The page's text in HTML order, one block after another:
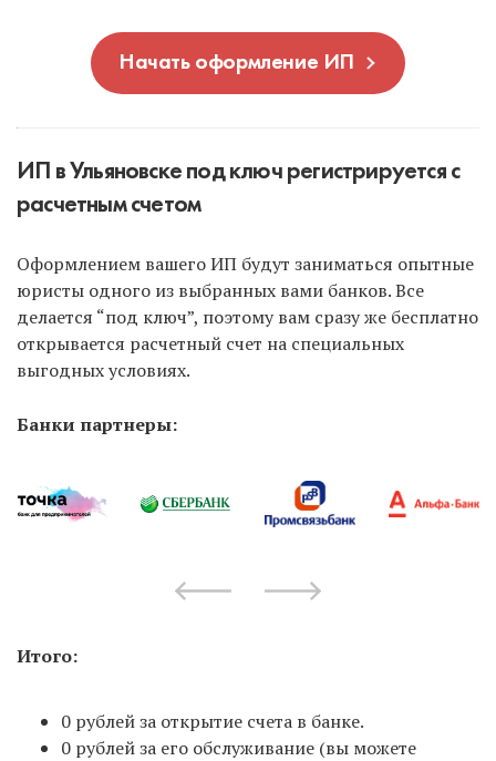
Начать оформление ИП
ИП в Ульяновске под ключ регистрируется с
расчетным счетом
Оформлением вашего ИП будут заниматься опытные
юристы одного из выбранных вами банков. Все
делается “под ключ”, поэтому вам сразу же бесплатно
открывается расчетный счет на специальных
выгодных условиях.
Банки партнеры:
Итого:
0 рублей за открытие счета в банке.
0 рублей за его обслуживание (вы можете